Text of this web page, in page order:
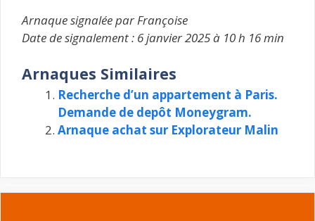
Arnaque signalée par Françoise
Date de signalement : 6 janvier 2025 à 10 h 16 min
Arnaques Similaires
Recherche d’un appartement à Paris.
Demande de depôt Moneygram.
Arnaque achat sur Explorateur Malin